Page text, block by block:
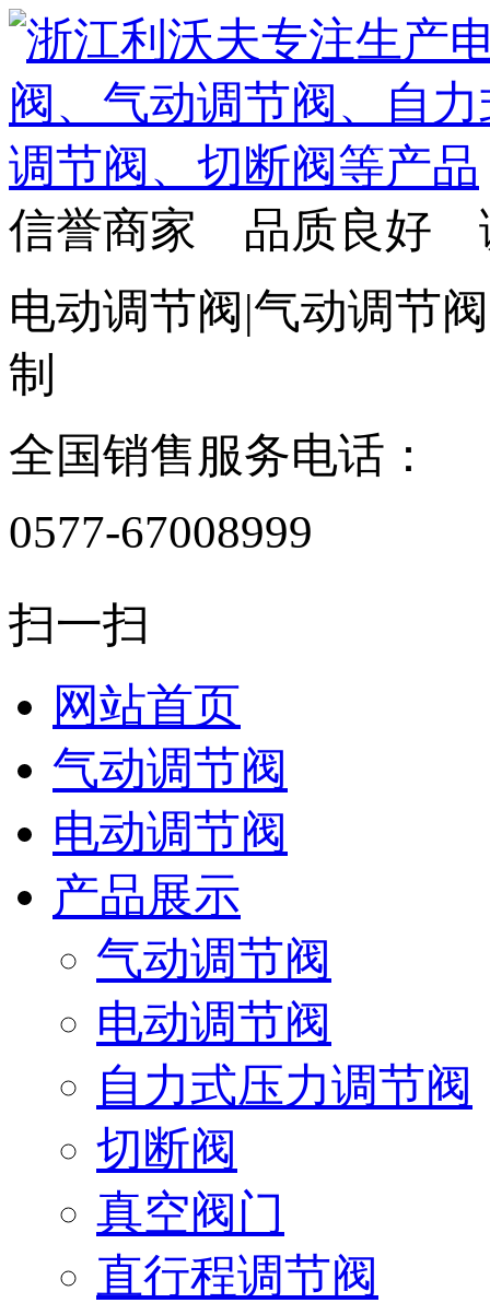
信誉商家 品质良好
电动调节阀|气动调节
制
全国销售服务电话：
0577-67008999
扫一扫
网站首页
气动调节阀
电动调节阀
产品展示
气动调节阀
电动调节阀
自力式压力调节阀
切断阀
真空阀门
直行程调节阀